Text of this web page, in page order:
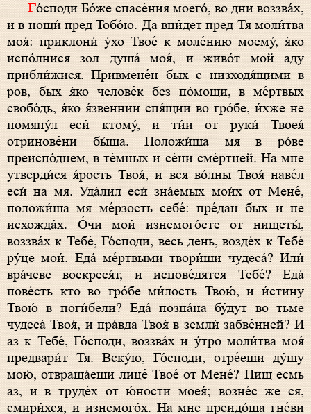
Го́споди Бо́же спасе́ния моего́, во дни воззва́х,
и в нощи́ пред Тобо́ю. Да вни́дет пред Тя моли́тва
моя́: приклони́ у́хо Твое́ к моле́нию моему́, я́ко
испо́лнися зол душа́ моя́, и живо́т мой аду
прибли́жися. Привмене́н бых с низходя́щими в
ров, бых я́ко челове́к без по́мощи, в ме́ртвых
свобо́дь, я́ко я́звеннии спя́щии во гро́бе, и́хже не
помяну́л еси́ ктому́, и ти́и от руки́ Твоея́
отринове́ни бы́ша. Положи́ша мя в ро́ве
преиспо́днем, в те́мных и се́ни сме́ртней. На мне
утверди́ся я́рость Твоя́, и вся во́лны Твоя́ наве́л
еси́ на мя. Уда́лил еси́ зна́емых мои́х от Мене́,
положи́ша мя ме́рзость себе́: пре́дан бых и не
исхожда́х. О́чи мои́ изнемого́сте от нищеты́,
воззва́х к Тебе́, Го́споди, весь день, возде́х к Тебе́
ру́це мои́. Еда́ ме́ртвыми твори́ши чудеса́? Или́
вра́чеве воскреся́т, и испове́дятся Тебе́? Еда́
пове́сть кто во гро́бе ми́лость Твою́, и и́стину
Твою́ в поги́бели? Еда́ позна́на бу́дут во тьме
чудеса́ Твоя́, и пра́вда Твоя́ в земли́ забве́нней? И
аз к Тебе́, Го́споди, воззва́х и у́тро моли́тва моя́
предвари́т Тя. Вску́ю, Го́споди, отре́еши ду́шу
мою́, отвраща́еши лице́ Твое́ от Мене́? Нищ есмь
аз, и в труде́х от ю́ности моея́; возне́с же ся,
смири́хся, и изнемого́х. На мне преидо́ша гне́ви